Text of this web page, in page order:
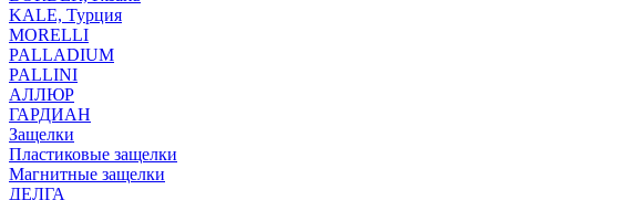
KALE, Турция
MORELLI
PALLADIUM
PALLINI
АЛЛЮР
ГАРДИАН
Защелки
Пластиковые защелки
Магнитные защелки
ДЕЛГА